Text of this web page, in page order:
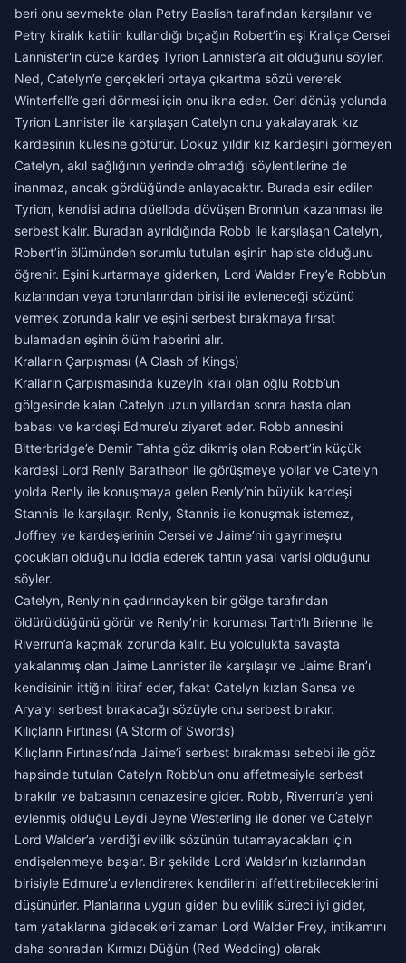
beri onu sevmekte olan Petry Baelish tarafından karşılanır ve
Petry kiralık katilin kullandığı bıçağın Robert’in eşi Kraliçe Cersei
Lannister'in cüce kardeş Tyrion Lannister’a ait olduğunu söyler.
Ned, Catelyn’e gerçekleri ortaya çıkartma sözü vererek
Winterfell’e geri dönmesi için onu ikna eder. Geri dönüş yolunda
Tyrion Lannister ile karşılaşan Catelyn onu yakalayarak kız
kardeşinin kulesine götürür. Dokuz yıldır kız kardeşini görmeyen
Catelyn, akıl sağlığının yerinde olmadığı söylentilerine de
inanmaz, ancak gördüğünde anlayacaktır. Burada esir edilen
Tyrion, kendisi adına düelloda dövüşen Bronn’un kazanması ile
serbest kalır. Buradan ayrıldığında Robb ile karşılaşan Catelyn,
Robert’in ölümünden sorumlu tutulan eşinin hapiste olduğunu
öğrenir. Eşini kurtarmaya giderken, Lord Walder Frey’e Robb’un
kızlarından veya torunlarından birisi ile evleneceği sözünü
vermek zorunda kalır ve eşini serbest bırakmaya fırsat
bulamadan eşinin ölüm haberini alır.
Kralların Çarpışması (A Clash of Kings)
Kralların Çarpışmasında kuzeyin kralı olan oğlu Robb’un
gölgesinde kalan Catelyn uzun yıllardan sonra hasta olan
babası ve kardeşi Edmure’u ziyaret eder. Robb annesini
Bitterbridge’e Demir Tahta göz dikmiş olan Robert’in küçük
kardeşi Lord Renly Baratheon ile görüşmeye yollar ve Catelyn
yolda Renly ile konuşmaya gelen Renly’nin büyük kardeşi
Stannis ile karşılaşır. Renly, Stannis ile konuşmak istemez,
Joffrey ve kardeşlerinin Cersei ve Jaime’nin gayrimeşru
çocukları olduğunu iddia ederek tahtın yasal varisi olduğunu
söyler.
Catelyn, Renly’nin çadırındayken bir gölge tarafından
öldürüldüğünü görür ve Renly’nin koruması Tarth’lı Brienne ile
Riverrun’a kaçmak zorunda kalır. Bu yolculukta savaşta
yakalanmış olan Jaime Lannister ile karşılaşır ve Jaime Bran’ı
kendisinin ittiğini itiraf eder, fakat Catelyn kızları Sansa ve
Arya’yı serbest bırakacağı sözüyle onu serbest bırakır.
Kılıçların Fırtınası (A Storm of Swords)
Kılıçların Fırtınası’nda Jaime’i serbest bırakması sebebi ile göz
hapsinde tutulan Catelyn Robb’un onu affetmesiyle serbest
bırakılır ve babasının cenazesine gider. Robb, Riverrun’a yeni
evlenmiş olduğu Leydi Jeyne Westerling ile döner ve Catelyn
Lord Walder’a verdiği evlilik sözünün tutamayacakları için
endişelenmeye başlar. Bir şekilde Lord Walder’ın kızlarından
birisiyle Edmure’u evlendirerek kendilerini affettirebileceklerini
düşünürler. Planlarına uygun giden bu evlilik süreci iyi gider,
tam yataklarına gidecekleri zaman Lord Walder Frey, intikamını
daha sonradan Kırmızı Düğün (Red Wedding) olarak